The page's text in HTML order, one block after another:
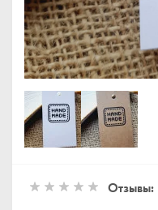
Отзывы: